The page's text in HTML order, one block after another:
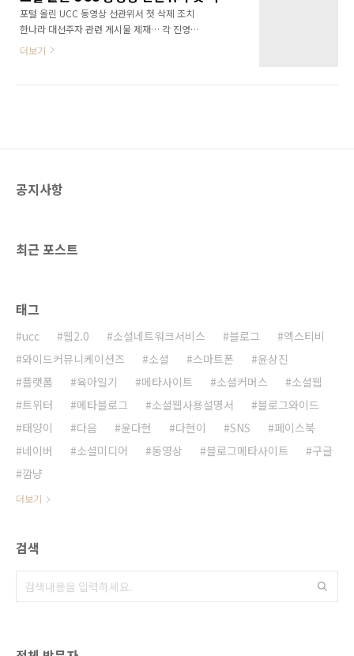
혹은 사진을 약간씩 ..
명,이미지가능 네이트 http://www.nate.com
3개월정도의 대기. 유료되기전 등록신청필요 드
림위즈 http://www.dreamwiz.com 1개월정
도의 대기. 맨아래 홈페이지등록50%할인으로
http://simmani.chol.com 검색어를 ..
포털 올린 UCC 동영상 선관위서 첫 삭제 조치
한나라 대선주자 관련 게시물 제재… 각 진영측
“단속 신중히 할 필요” 강훈기자
영상 사이트인 엠엔캐스트에 올라온 한나라당
더보기
공지사항
최근 포스트
태그
ucc 웹2.0 소셜네트워크서비스 블로그
엑스티비
와이드커뮤니케이션즈
소셜 스마트폰
윤상진
플랫폼
육아일기 메타사이트 소셜커머스
소셜웹
트위터
메타블로그 소셜웹사용설명서
블로그와이드
태양이
다음 윤다현 다현이 SNS
페이스북
네이버
소셜미디어 동영상 블로그메타사이트
구글
깜냥
더보기
검색